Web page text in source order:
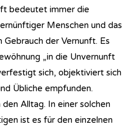
bedeutet immer die
Menschen und das
der Vernunft. Es
„in die Unvernunft
sich, objektiviert sich
Übliche empfunden.
Alltag. In einer solchen
ist es für den einzelnen